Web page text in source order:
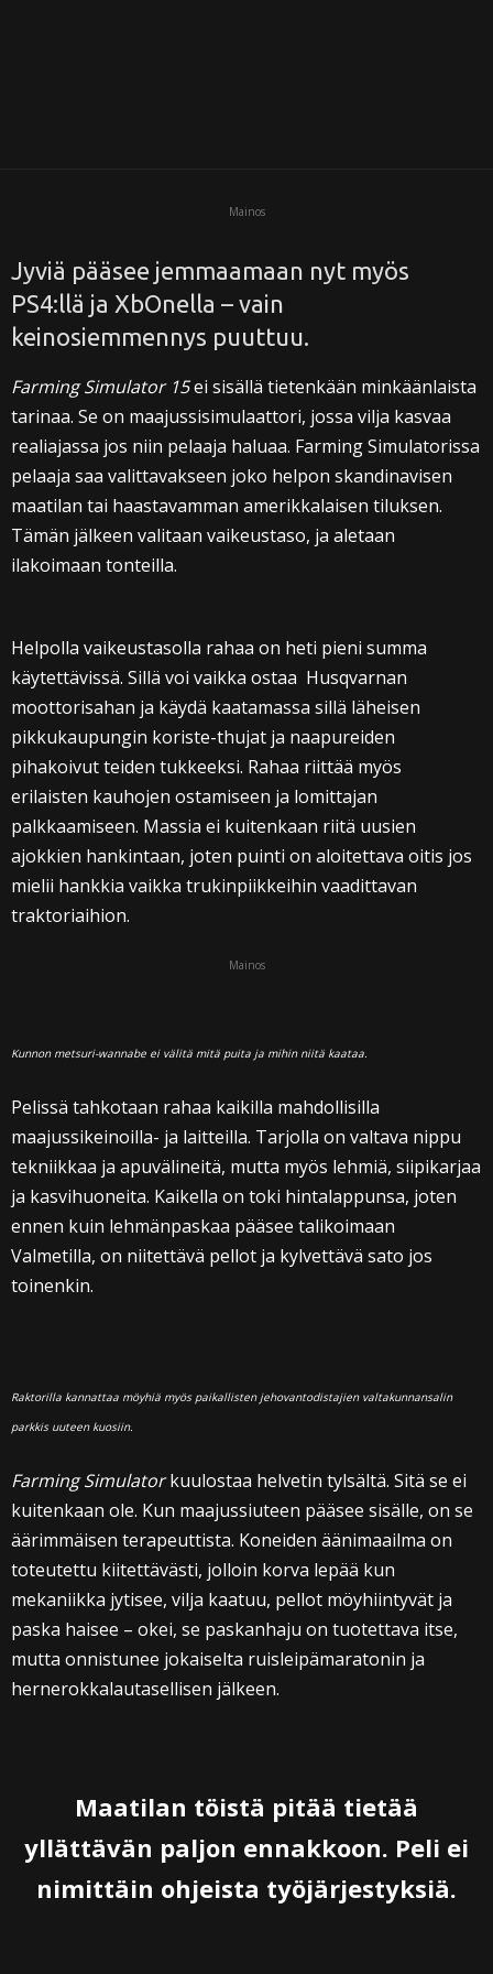
Mainos
Jyviä pääsee jemmaamaan nyt myös
PS4:llä ja XbOnella – vain
keinosiemmennys puuttuu.
Farming Simulator 15ei sisällä tietenkään minkäänlaista
tarinaa. Se on maajussisimulaattori, jossa vilja kasvaa
realiajassa jos niin pelaaja haluaa. Farming Simulatorissa
pelaaja saa valittavakseen joko helpon skandinavisen
maatilan tai haastavamman amerikkalaisen tiluksen.
Tämän jälkeen valitaan vaikeustaso, ja aletaan
ilakoimaan tonteilla.
Helpolla vaikeustasolla rahaa on heti pieni summa
käytettävissä. Sillä voi vaikka ostaa Husqvarnan
moottorisahan ja käydä kaatamassa sillä läheisen
pikkukaupungin koriste-thujat ja naapureiden
pihakoivut teiden tukkeeksi. Rahaa riittää myös
erilaisten kauhojen ostamiseen ja lomittajan
palkkaamiseen. Massia ei kuitenkaan riitä uusien
ajokkien hankintaan, joten puinti on aloitettava oitis jos
mielii hankkia vaikka trukinpiikkeihin vaadittavan
traktoriaihion.
Mainos
Kunnon metsuri-wannabe ei välitä mitä puita ja mihin niitä kaataa.
Pelissä tahkotaan rahaa kaikilla mahdollisilla
maajussikeinoilla- ja laitteilla. Tarjolla on valtava nippu
tekniikkaa ja apuvälineitä, mutta myös lehmiä, siipikarjaa
ja kasvihuoneita. Kaikella on toki hintalappunsa, joten
ennen kuin lehmänpaskaa pääsee talikoimaan
Valmetilla, on niitettävä pellot ja kylvettävä sato jos
toinenkin.
Raktorilla kannattaa möyhiä myös paikallisten jehovantodistajien valtakunnansalin
parkkis uuteen kuosiin.
Farming Simulatorkuulostaa helvetin tylsältä. Sitä se ei
kuitenkaan ole. Kun maajussiuteen pääsee sisälle, on se
äärimmäisen terapeuttista. Koneiden äänimaailma on
toteutettu kiitettävästi, jolloin korva lepää kun
mekaniikka jytisee, vilja kaatuu, pellot möyhiintyvät ja
paska haisee – okei, se paskanhaju on tuotettava itse,
mutta onnistunee jokaiselta ruisleipämaratonin ja
hernerokkalautasellisen jälkeen.
Maatilan töistä pitää tietää
yllättävän paljon ennakkoon. Peli ei
nimittäin ohjeista työjärjestyksiä.